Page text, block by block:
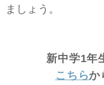
ましょう。
新中学1年
こちらか